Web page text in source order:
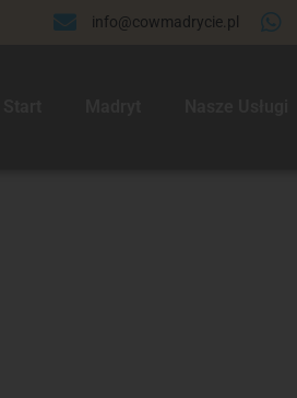
info@cowmadrycie.pl